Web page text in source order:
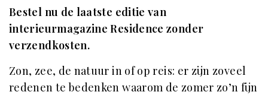
Bestel nu de laatste editie van
interieurmagazine Residence zonder
verzendkosten.
Zon, zee, de natuur in of op reis: er zijn zoveel
redenen te bedenken waarom de zomer zo’n fijn